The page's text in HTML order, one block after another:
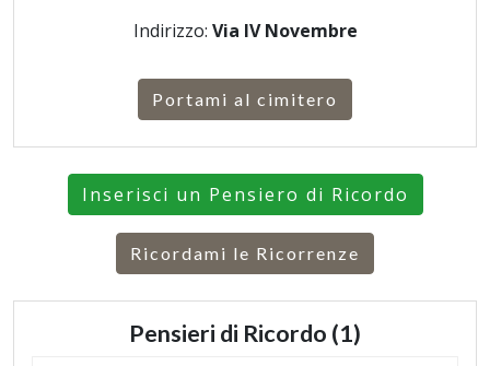
Indirizzo: Via IV Novembre
Portami al cimitero
Inserisci un Pensiero di Ricordo
Ricordami le Ricorrenze
Pensieri di Ricordo (1)